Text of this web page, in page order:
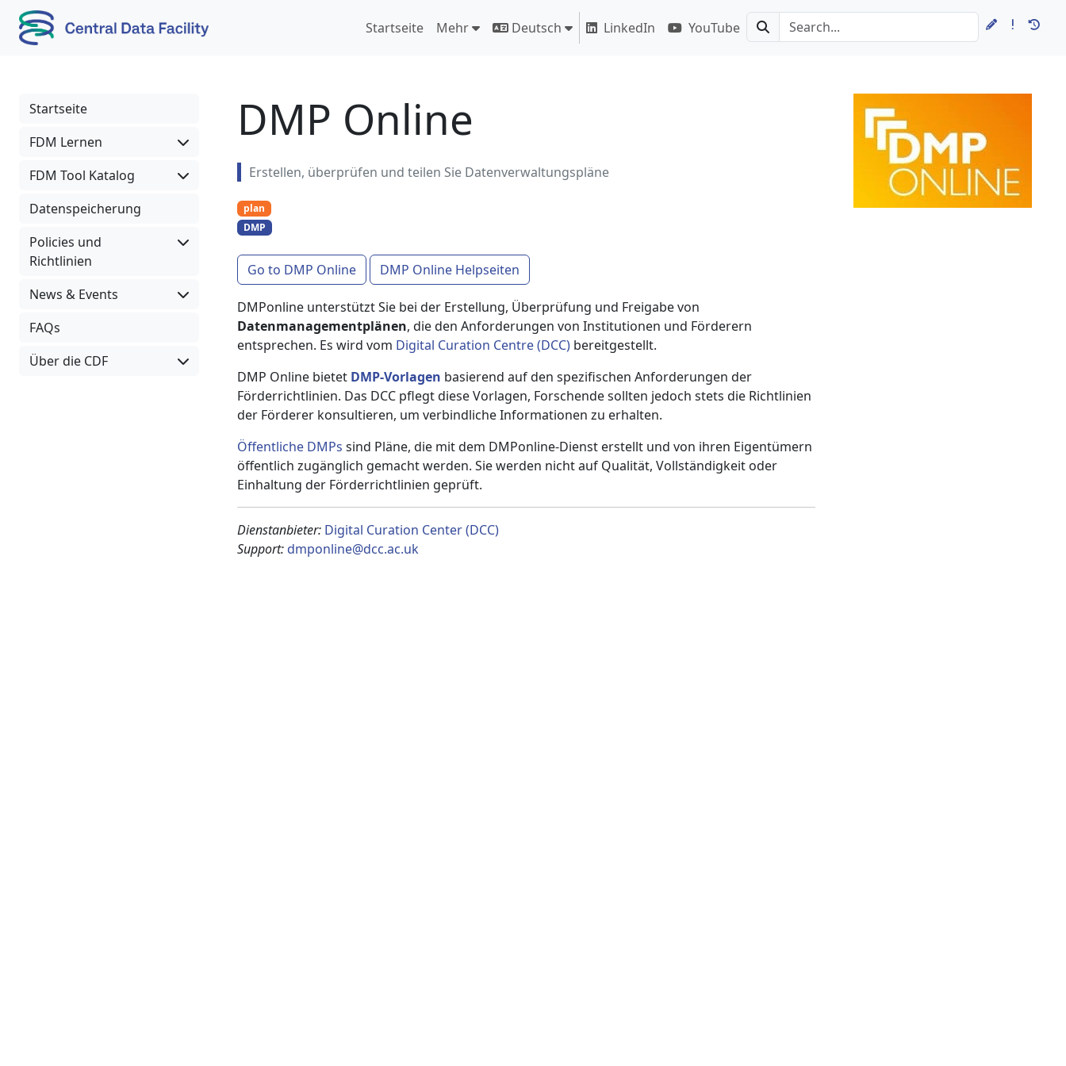
Skip to content
Skip to footer
Startseite
Mehr Deutsch LinkedIn YouTube
Startseite
FDM Lernen
FDM Tool Katalog
Datenspeicherung
Policies und
Richtlinien
News & Events
FAQs
Über die CDF
DMP Online
Erstellen, überprüfen und teilen Sie Datenverwaltungspläne
plan
DMP
Go to DMP Online DMP Online Helpseiten
DMPonline unterstützt Sie bei der Erstellung, Überprüfung und Freigabe von
Datenmanagementplänen, die den Anforderungen von Institutionen und Förderern
entsprechen. Es wird vom Digital Curation Centre (DCC)bereitgestellt.
DMP Online bietet DMP-Vorlagen basierend auf den spezifischen Anforderungen der
Förderrichtlinien. Das DCC pflegt diese Vorlagen, Forschende sollten jedoch stets die Richtlinien
der Förderer konsultieren, um verbindliche Informationen zu erhalten.
Öffentliche DMPs sind Pläne, die mit dem DMPonline-Dienst erstellt und von ihren Eigentümern
öffentlich zugänglich gemacht werden. Sie werden nicht auf Qualität, Vollständigkeit oder
Einhaltung der Förderrichtlinien geprüft.
Dienstanbieter: Digital Curation Center (DCC)
Support: dmponline@dcc.ac.uk